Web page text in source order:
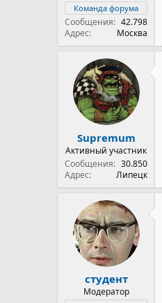
Команда форума
Сообщения
42.798
Адрес
Москва
Supremum
Активный участник
Сообщения
30.850
Адрес
Липецк
студент
Модератор